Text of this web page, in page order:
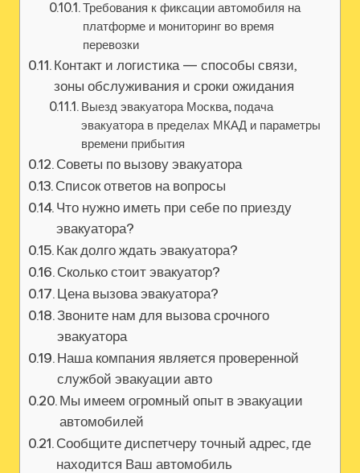
Требования к фиксации автомобиля на
платформе и мониторинг во время
перевозки
Контакт и логистика — способы связи,
зоны обслуживания и сроки ожидания
Выезд эвакуатора Москва, подача
эвакуатора в пределах МКАД и параметры
времени прибытия
Советы по вызову эвакуатора
Список ответов на вопросы
Что нужно иметь при себе по приезду
эвакуатора?
Как долго ждать эвакуатора?
Сколько стоит эвакуатор?
Цена вызова эвакуатора?
Звоните нам для вызова срочного
эвакуатора
Наша компания является проверенной
службой эвакуации авто
Мы имеем огромный опыт в эвакуации
автомобилей
Сообщите диспетчеру точный адрес, где
находится Ваш автомобиль